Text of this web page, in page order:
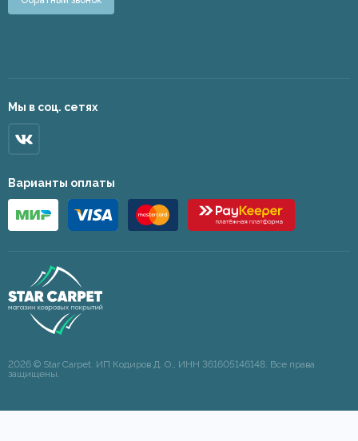
Мы в соц. сетях
Варианты оплаты
2026 © Star Carpet. ИП Кодиров Д. О., ИНН 361605146148. Все права
защищены.